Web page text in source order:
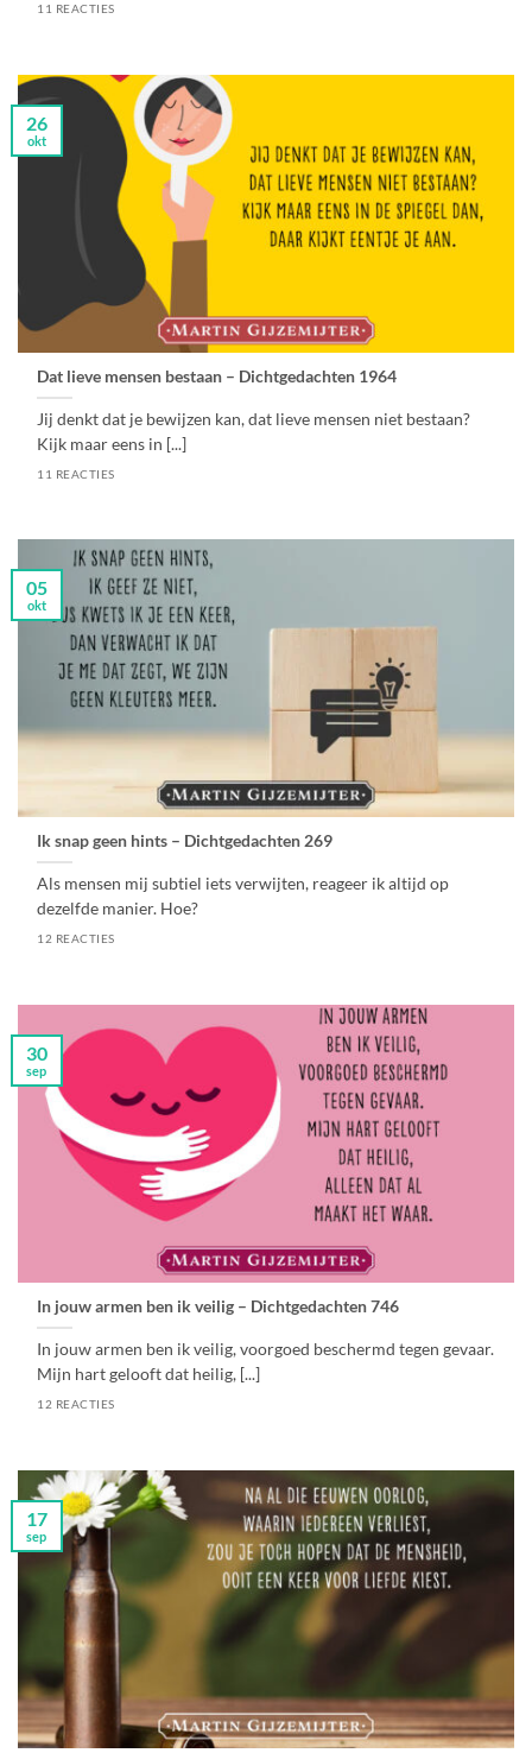
11 REACTIES
Dat lieve mensen bestaan – Dichtgedachten 1964
Jij denkt dat je bewijzen kan, dat lieve mensen niet bestaan?
Kijk maar eens in [...]
11 REACTIES
26
okt
Ik snap geen hints – Dichtgedachten 269
Als mensen mij subtiel iets verwijten, reageer ik altijd op
dezelfde manier. Hoe?
12 REACTIES
05
okt
In jouw armen ben ik veilig – Dichtgedachten 746
In jouw armen ben ik veilig, voorgoed beschermd tegen gevaar.
Mijn hart gelooft dat heilig, [...]
12 REACTIES
30
sep
17
sep